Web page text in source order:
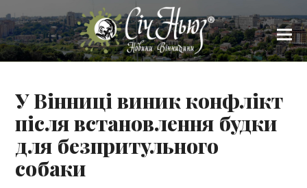
У Вінниці виник конфлікт
після встановлення будки
для безпритульного
собаки